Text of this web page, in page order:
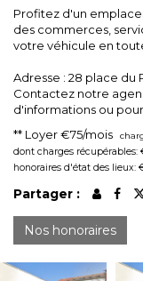
Profitez d'un
des commerces,
votre véhicule en
Adresse : 28 place du
Contactez notre
d'informations ou
** Loyer €75/mois
dont charges récupérables:
honoraires d'état des lieux:
Partager :
Nos honoraires